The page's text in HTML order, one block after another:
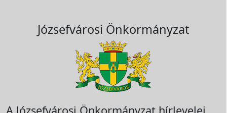
Józsefvárosi Önkormányzat